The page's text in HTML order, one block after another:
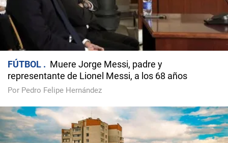
FÚTBOL
Muere Jorge Messi, padre y
representante de Lionel Messi, a los 68 años
Por Pedro Felipe Hernández